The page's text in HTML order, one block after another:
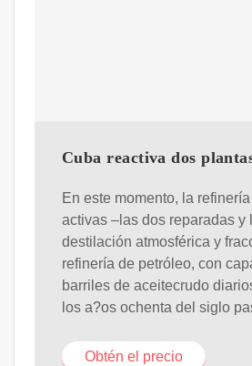
Cuba reactiva dos
En este momento, la
activas –las dos reparadas
destilación atmosférica y
refinería de petróleo, con
barriles de aceitecrudo
los a?os ochenta del siglo
Obtén el precio